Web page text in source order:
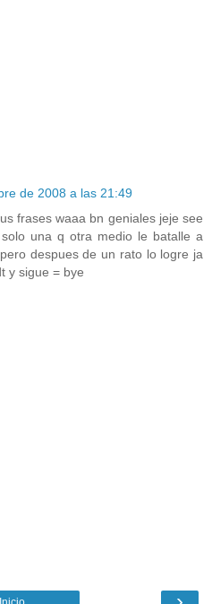
de 2008 a las 21:49
frases waaa bn geniales jeje see
una q otra medio le batalle a
despues de un rato lo logre ja
y sigue = bye